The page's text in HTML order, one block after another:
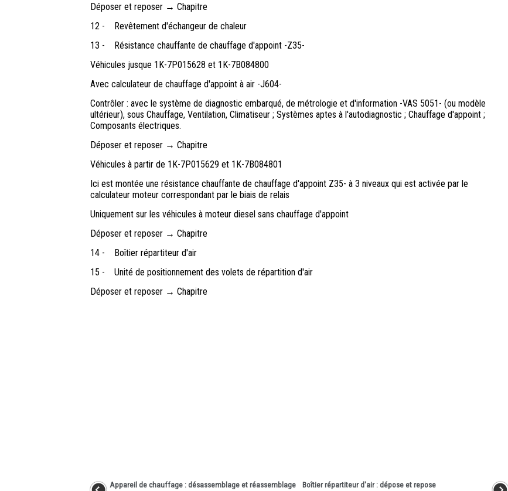
Déposer et reposer → Chapitre
12 -
Revêtement d'échangeur de chaleur
13 -
Résistance chauffante de chauffage d'appoint -Z35-
Véhicules jusque 1K-7P015628 et 1K-7B084800
Avec calculateur de chauffage d'appoint à air -J604-
Contrôler : avec le système de diagnostic embarqué, de métrologie et d'information -VAS 5051- (ou modèle
ultérieur), sous Chauffage, Ventilation, Climatiseur ; Systèmes aptes à l'autodiagnostic ; Chauffage d'appoint ;
Composants électriques.
Déposer et reposer → Chapitre
Véhicules à partir de 1K-7P015629 et 1K-7B084801
Ici est montée une résistance chauffante de chauffage d'appoint Z35- à 3 niveaux qui est activée par le
calculateur moteur correspondant par le biais de relais
Uniquement sur les véhicules à moteur diesel sans chauffage d'appoint
Déposer et reposer → Chapitre
14 -
Boîtier répartiteur d'air
15 -
Unité de positionnement des volets de répartition d'air
Déposer et reposer → Chapitre
Appareil de chauffage : désassemblage et réassemblage Boîtier répartiteur d'air : dépose et repose